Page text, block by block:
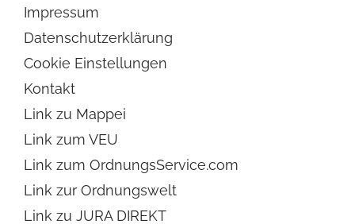
Impressum
Datenschutzerklärung
Cookie Einstellungen
Kontakt
Link zu Mappei
Link zum VEU
Link zum OrdnungsService.com
Link zur Ordnungswelt
Link zu JURA DIREKT